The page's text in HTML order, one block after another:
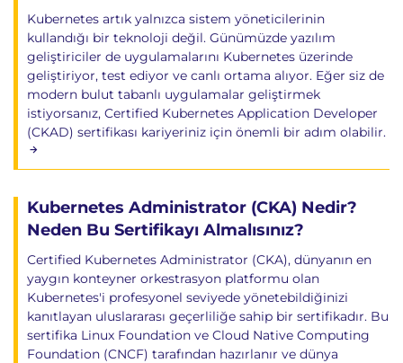
Kubernetes artık yalnızca sistem yöneticilerinin
kullandığı bir teknoloji değil. Günümüzde yazılım
geliştiriciler de uygulamalarını Kubernetes üzerinde
geliştiriyor, test ediyor ve canlı ortama alıyor. Eğer siz de
modern bulut tabanlı uygulamalar geliştirmek
istiyorsanız, Certified Kubernetes Application Developer
(CKAD) sertifikası kariyeriniz için önemli bir adım olabilir.
Kubernetes Administrator (CKA) Nedir?
Neden Bu Sertifikayı Almalısınız?
Certified Kubernetes Administrator (CKA), dünyanın en
yaygın konteyner orkestrasyon platformu olan
Kubernetes'i profesyonel seviyede yönetebildiğinizi
kanıtlayan uluslararası geçerliliğe sahip bir sertifikadır. Bu
sertifika Linux Foundation ve Cloud Native Computing
Foundation (CNCF) tarafından hazırlanır ve dünya